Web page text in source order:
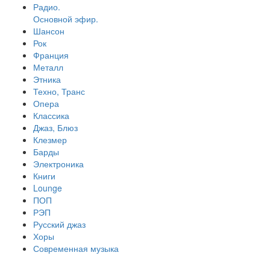
Радио.
Основной эфир.
Шансон
Рок
Франция
Металл
Этника
Техно, Транс
Опера
Классика
Джаз, Блюз
Клезмер
Барды
Электроника
Книги
Lounge
ПОП
РЭП
Русский джаз
Хоры
Современная музыка